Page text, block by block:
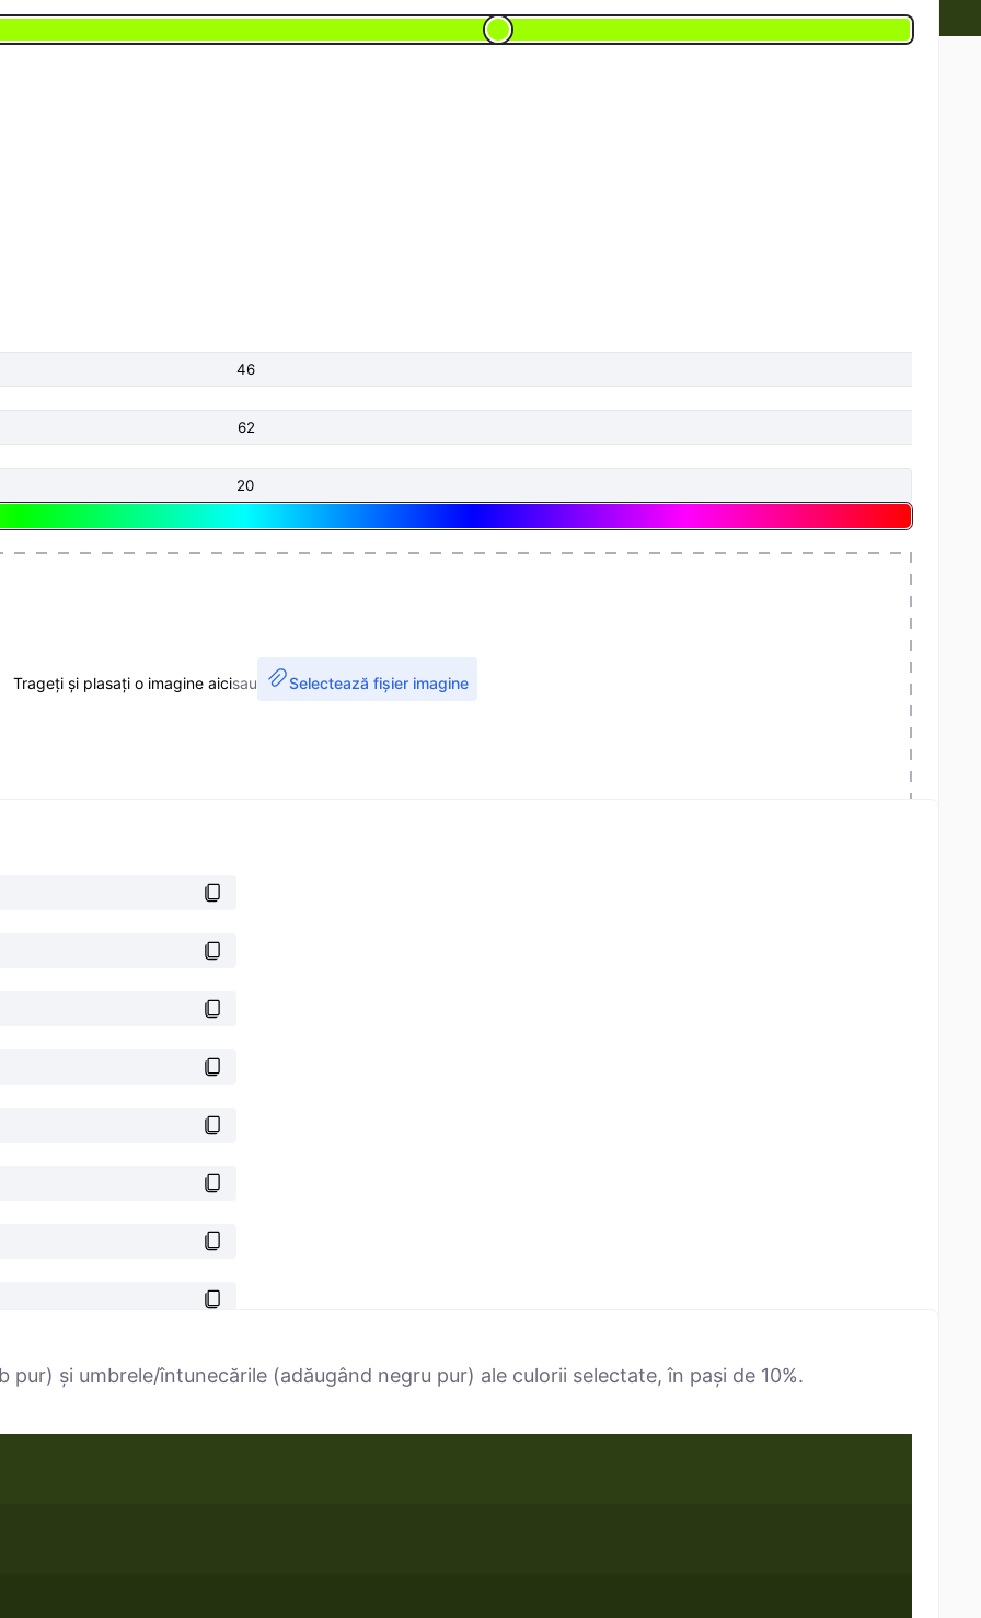
Trageți și plasați o imagine aicisau Selectează fișier imagine
și umbrele/întunecările (adăugând negru pur) ale culorii selectate, în pași de 10%.